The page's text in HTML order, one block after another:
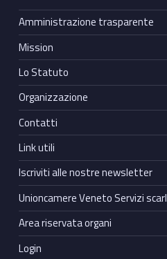
Amministrazione trasparente
Mission
Lo Statuto
Organizzazione
Contatti
Link utili
Iscriviti alle nostre newsletter
Unioncamere Veneto Servizi scarl
Area riservata organi
Login